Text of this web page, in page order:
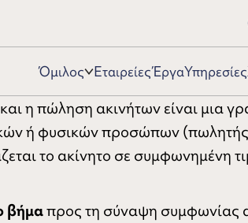
Όμιλος ΕταιρείεςΈργαΥπηρεσίες
η πώληση ακινήτων είναι μια
ή φυσικών προσώπων (πωλητής
το ακίνητο σε συμφωνημένη
βήμαπρος τη σύναψη συμφωνίας